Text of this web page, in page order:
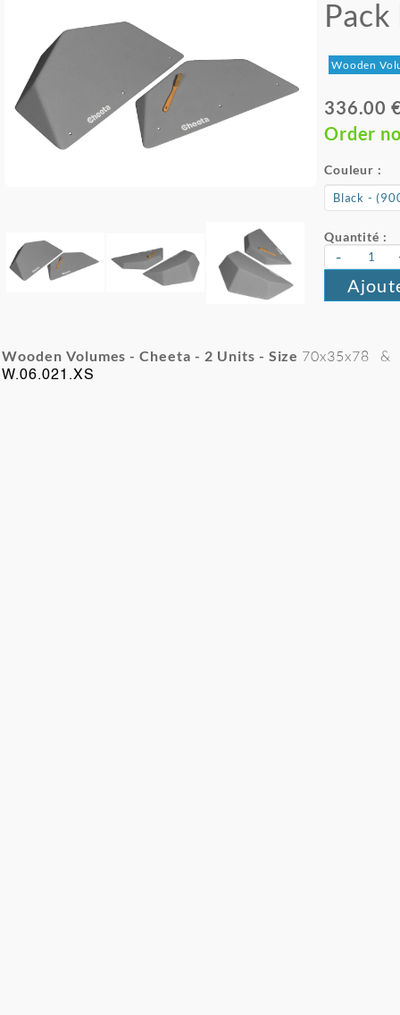
Wooden
336.00
Order
Couleur :
Quantité :
-
Wooden Volumes - Cheeta - 2 Units - Size 70x35x78 &
W.06.021.XS